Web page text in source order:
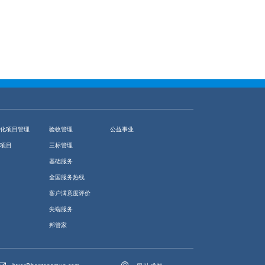
项目管理
目
验收管理
三标管理
基础服务
全国服务热线
客户满意度评价
尖端服务
邦管家
公益事业